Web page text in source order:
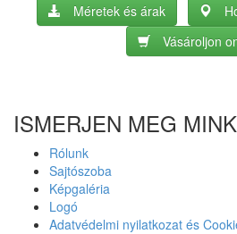
Méretek és árak
Vásároljon
ISMERJEN MEG
Rólunk
Sajtószoba
Képgaléria
Logó
Adatvédelmi nyilatkozat és